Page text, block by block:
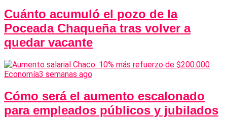
Cuánto acumuló el pozo de la
Poceada Chaqueña tras volver a
quedar vacante
Economía3 semanas ago
Cómo será el aumento escalonado
para empleados públicos y jubilados